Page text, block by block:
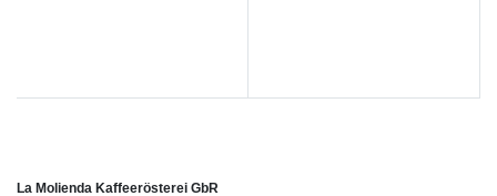
La Molienda Kaffeerösterei GbR